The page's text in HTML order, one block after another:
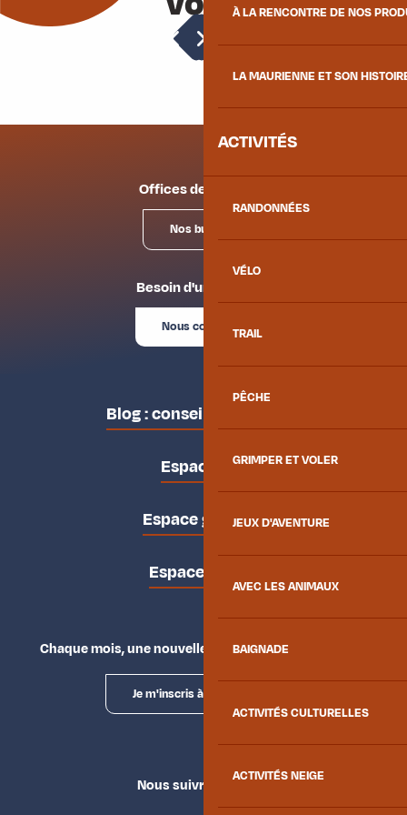
À LA RENCONTRE DE NOS
LA MAURIENNE ET SON
ACTIVITÉS
RANDONNÉES
VÉLO
TRAIL
PÊCHE
GRIMPER ET VOLER
JEUX D'AVENTURE
AVEC LES ANIMAUX
BAIGNADE
ACTIVITÉS CULTURELLES
ACTIVITÉS NEIGE
Restaurant de la Résidence Jean Baghe
Offices de tourisme
Nos bureaux
Besoin d'un conseil ?
Nous contacter
Blog : conseils des locaux
Espace pro
Espace groupes
Espace presse
Chaque mois, une nouvelle façon d'explorer la vallée.
Je m'inscris à la newsletter
Nous suivre